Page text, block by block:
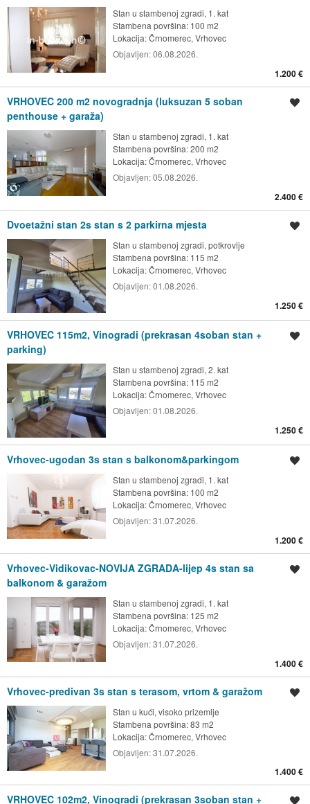
Stan u stambenoj zgradi, 1. kat
Stambena površina: 100 m2
Lokacija:Črnomerec, Vrhovec
Objavljen:06.08.2026.
1.200 €
VRHOVEC 200 m2 novogradnja (luksuzan 5 soban
penthouse + garaža)
Stan u stambenoj zgradi, 1. kat
Stambena površina: 200 m2
Lokacija:Črnomerec, Vrhovec
Objavljen:05.08.2026.
2.400 €
Dvoetažni stan 2s stan s 2 parkirna mjesta
Stan u stambenoj zgradi, potkrovlje
Stambena površina: 115 m2
Lokacija:Črnomerec, Vrhovec
Objavljen:01.08.2026.
1.250 €
VRHOVEC 115m2, Vinogradi (prekrasan 4soban stan +
parking)
Stan u stambenoj zgradi, 2. kat
Stambena površina: 115 m2
Lokacija:Črnomerec, Vrhovec
Objavljen:01.08.2026.
1.250 €
Vrhovec-ugodan 3s stan s balkonom&parkingom
Stan u stambenoj zgradi, 1. kat
Stambena površina: 100 m2
Lokacija:Črnomerec, Vrhovec
Objavljen:31.07.2026.
1.200 €
Vrhovec-Vidikovac-NOVIJA ZGRADA-lijep 4s stan sa
balkonom & garažom
Stan u stambenoj zgradi, 1. kat
Stambena površina: 125 m2
Lokacija:Črnomerec, Vrhovec
Objavljen:31.07.2026.
1.400 €
Vrhovec-predivan 3s stan s terasom, vrtom & garažom
Stan u kući, visoko prizemlje
Stambena površina: 83 m2
Lokacija:Črnomerec, Vrhovec
Objavljen:31.07.2026.
1.400 €
VRHOVEC 102m2, Vinogradi (prekrasan 3soban stan +